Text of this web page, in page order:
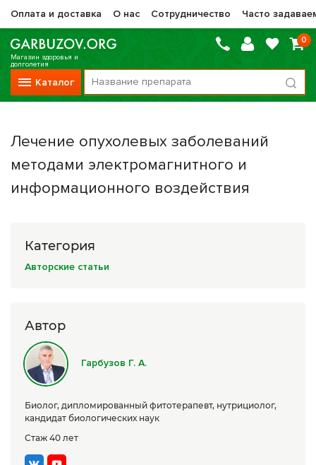
Оплата и доставка О нас Сотрудничество Часто
Магазин здоровья и
долголетия
Каталог
0
Vitauct / Витаукт
Препараты НТК Жизненная Сила
Сашера-Мед
МелМур
Сборы трав
Урбеч
Травяной чай
Специи
Крупы
Лечение опухолевых заболеваний
методами электромагнитного и
информационного воздействия
Категория
Авторские статьи
Автор
Гарбузов Г. А.
Биолог, дипломированный фитотерапевт, нутрициолог,
кандидат биологических наук
Стаж 40 лет